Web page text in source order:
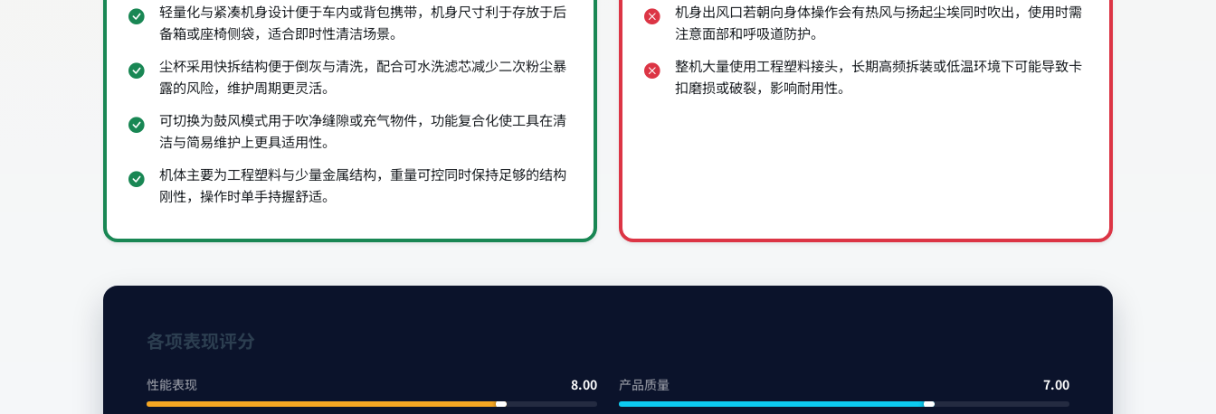
轻量化与紧凑机身设计便于车内或背包携带，机身尺寸利于存放于后
备箱或座椅侧袋，适合即时性清洁场景。
尘杯采用快拆结构便于倒灰与清洗，配合可水洗滤芯减少二次粉尘暴
露的风险，维护周期更灵活。
可切换为鼓风模式用于吹净缝隙或充气物件，功能复合化使工具在清
洁与简易维护上更具适用性。
机体主要为工程塑料与少量金属结构，重量可控同时保持足够的结构
刚性，操作时单手持握舒适。
机身出风口若朝向身体操作会有热风与扬起尘埃同时吹出，使用时需
注意面部和呼吸道防护。
整机大量使用工程塑料接头，长期高频拆装或低温环境下可能导致卡
扣磨损或破裂，影响耐用性。
各项表现评分
性能表现 8.00 产品质量 7.00